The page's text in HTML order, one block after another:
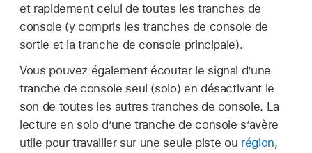
et rapidement celui de toutes les tranches de
console (y compris les tranches de console de
sortie et la tranche de console principale).
Vous pouvez également écouter le signal d’une
tranche de console seul (solo) en désactivant le
son de toutes les autres tranches de console. La
lecture en solo d’une tranche de console s’avère
utile pour travailler sur une seule piste ou région,